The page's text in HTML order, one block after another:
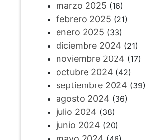
marzo 2025 (16)
febrero 2025 (21)
enero 2025 (33)
diciembre 2024 (21)
noviembre 2024 (17)
octubre 2024 (42)
septiembre 2024 (39)
agosto 2024 (36)
julio 2024 (38)
junio 2024 (20)